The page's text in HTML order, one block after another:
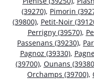
(39270), Pimorin
(39800), Petit-Noir
Perrigny (39570),
Passenans (39230),
Pagnoz (39330),
(39700), Ounans
Orchamps (39700),